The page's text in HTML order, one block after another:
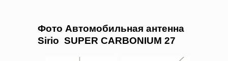
Фото Автомобильная антенна
Sirio SUPER CARBONIUM 27